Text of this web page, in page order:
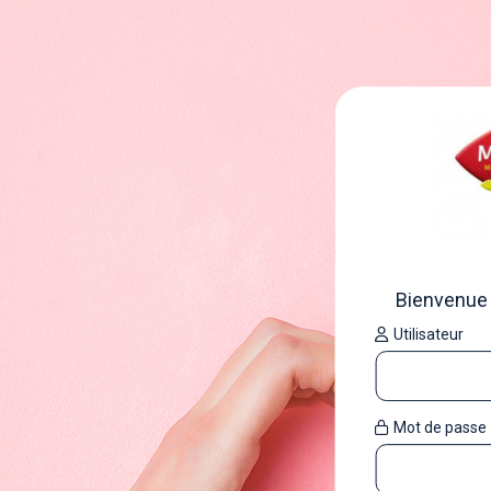
Utilisateur
Mot de passe